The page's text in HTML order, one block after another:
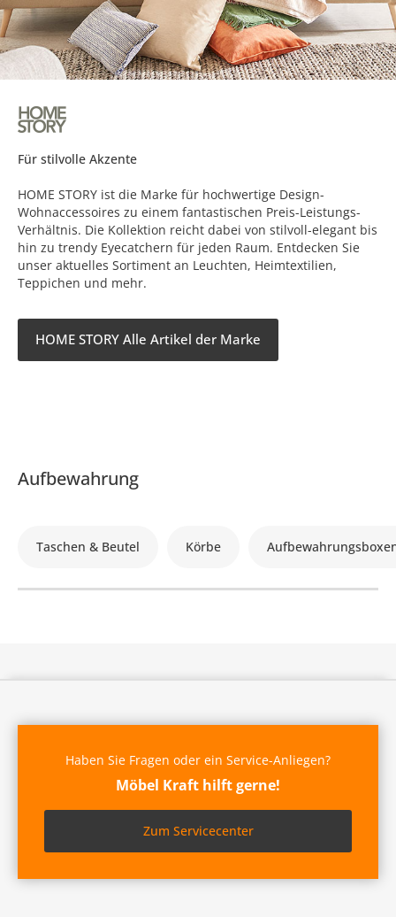
Für stilvolle Akzente
HOME STORY ist die Marke für hochwertige Design-
Wohnaccessoires zu einem fantastischen Preis-Leistungs-
Verhältnis. Die Kollektion reicht dabei von stilvoll-elegant bis
hin zu trendy Eyecatchern für jeden Raum. Entdecken Sie
unser aktuelles Sortiment an Leuchten, Heimtextilien,
Teppichen und mehr.
HOME STORY Alle Artikel der Marke
Aufbewahrung
Taschen & Beutel Körbe
Haben Sie Fragen oder ein Service-Anliegen?
Möbel Kraft hilft gerne!
Zum Servicecenter